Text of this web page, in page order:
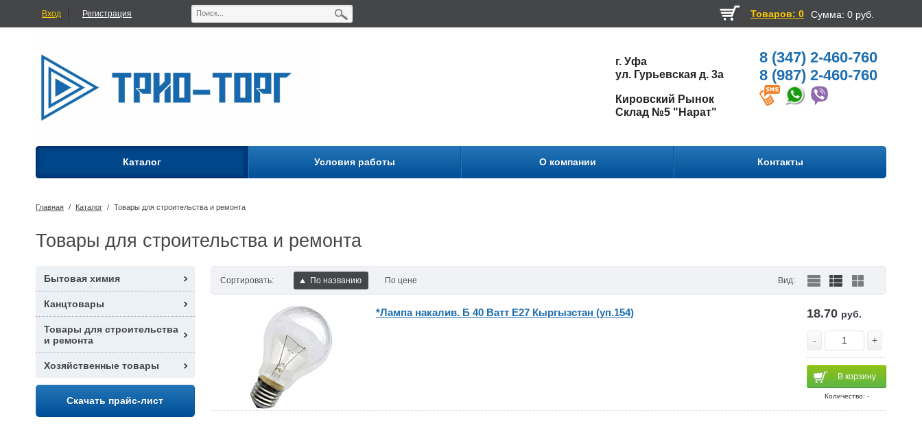
Вход Регистрация Товаров: 0 Сумма: 0 руб.
г. Уфа
ул. Гурьевская д. 3а
Кировский Рынок
Склад №5 "Нарат"
8 (347) 2-460-760
8 (987) 2-460-760
Каталог Условия работы О компании Контакты
Главная / Каталог / Товары для строительства и ремонта
Товары для строительства и ремонта
Бытовая химия
Канцтовары
Товары для строительства
и ремонта
Хозяйственные товары
Скачать прайс-лист
Сортировать: По названию По цене Вид:
*Лампа накалив. Б 40 Ватт Е27 Кыргызстан (уп.154) 18.70 руб.
- +
В корзину
Количество: -